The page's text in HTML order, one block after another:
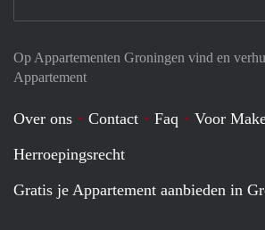
Op Appartementen Groningen vind en
Appartement
Over ons Contact Faq
Voor
Herroepingsrecht
Gratis je Appartement aanbieden in